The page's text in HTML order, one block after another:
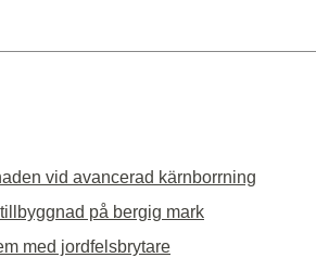
vid avancerad kärnborrning
på bergig mark
med jordfelsbrytare